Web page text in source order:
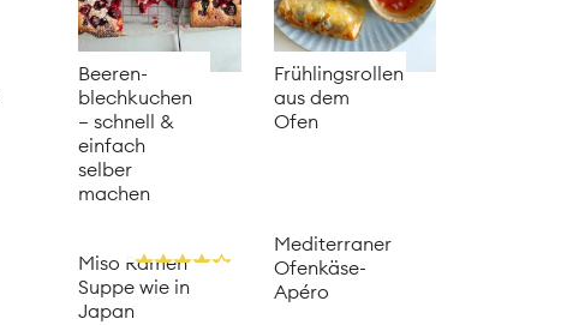
Beeren­
blechkuchen
– schnell &
einfach
selber
machen
Frühlingsrollen
aus dem
Ofen
Miso Ramen
Suppe wie in
Japan
Mediterraner
Ofenkäse-
Apéro